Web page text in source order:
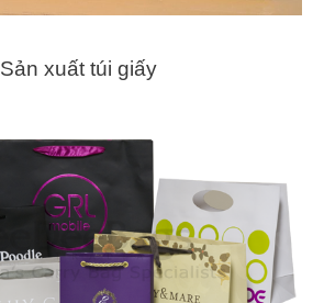
Sản xuất túi giấy